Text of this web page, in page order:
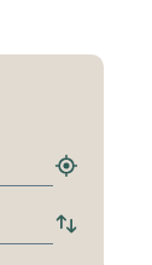
Hitta
hållplats
Byt